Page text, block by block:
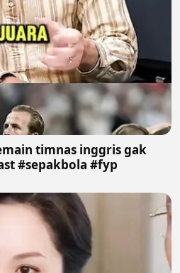
timnas inggris gak
#sepakbola #fyp